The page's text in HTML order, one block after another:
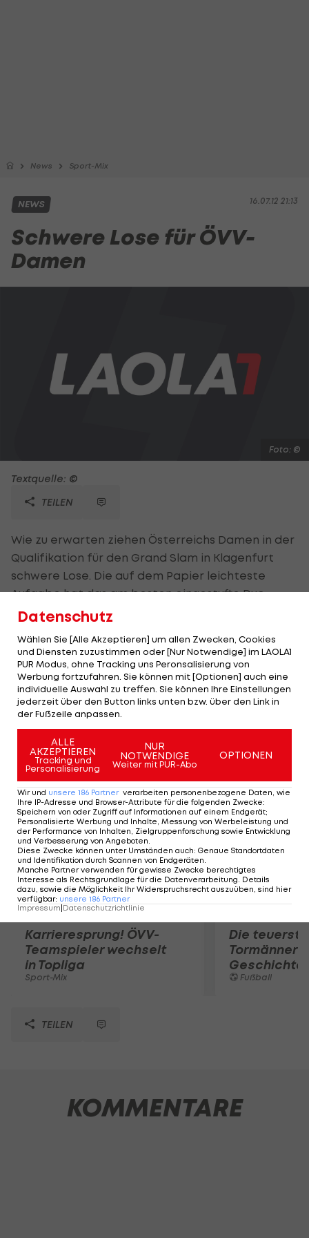
News Sport-Mix
16.07.12 21:13
NEWS
Schwere Lose für ÖVV-
Damen
Foto: ©
Textquelle: ©
TEILEN
Wie zu erwarten ziehen Österreichs Damen in der
Qualifikation für den Grand Slam in Klagenfurt
schwere Lose. Die auf dem Papier leichteste
Aufgabe hat das am besten eingestufte Duo
Teufl/Klopf. Die Oberösterreicherinnen treffen
bekommen es mit dem US-Duo Akers/Hochevar
zu tun. Nadine und Teresa Strauss treffen bei
ihrem World-Tour-Debüt auf Köhler/Schumacher,
die Nummer fünf der Quali. Maier/Herndler
müssen gegen Dubovcova/Nestarcova (CZE/4)
Mehr zum Thema
Karrieresprung! ÖVV-
Teamspieler wechselt
in Topliga
Sport-Mix
Die
Tormänner
Geschichte
Fußball
TEILEN
KOMMENTARE
Datenschutz
Wählen Sie [Alle Akzeptieren] um allen Zwecken, Cookies
und Diensten zuzustimmen oder [Nur Notwendige] im LAOLA1
PUR Modus, ohne Tracking uns Peronsalisierung von
Werbung fortzufahren. Sie können mit [Optionen] auch eine
individuelle Auswahl zu treffen. Sie können Ihre Einstellungen
jederzeit über den Button links unten bzw. über den Link in
der Fußzeile anpassen.
ALLE
AKZEPTIEREN
Tracking und
Personalisierung
NUR
NOTWENDIGE
Weiter mit PUR-Abo
OPTIONEN
Wir und unsere 186 Partner verarbeiten personenbezogene Daten, wie
Ihre IP-Adresse und Browser-Attribute für die folgenden Zwecke:
Speichern von oder Zugriff auf Informationen auf einem Endgerät;
Personalisierte Werbung und Inhalte, Messung von Werbeleistung und
der Performance von Inhalten, Zielgruppenforschung sowie Entwicklung
und Verbesserung von Angeboten.
Diese Zwecke können unter Umständen auch: Genaue Standortdaten
und Identifikation durch Scannen von Endgeräten.
Manche Partner verwenden für gewisse Zwecke berechtigtes
Interesse als Rechtsgrundlage für die Datenverarbeitung. Details
dazu, sowie die Möglichkeit Ihr Widerspruchsrecht auszuüben, sind hier
verfügbar: unsere 186 Partner
Impressum Datenschutzrichtlinie